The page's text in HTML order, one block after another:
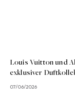
Louis Vuitton und
exklusiver
07/06/2026